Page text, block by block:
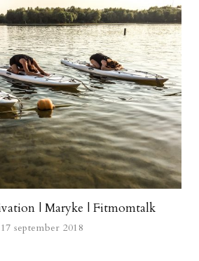
| Maryke | Fitmomtalk
17 september 2018